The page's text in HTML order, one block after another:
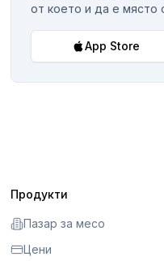
от което и да е място
App Store
Продукти
Пазар за месо
Цени